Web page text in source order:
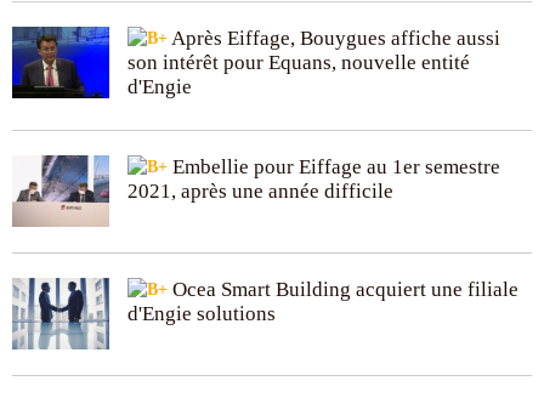
Après Eiffage, Bouygues affiche aussi
son intérêt pour Equans, nouvelle entité
d'Engie
Embellie pour Eiffage au 1er semestre
2021, après une année difficile
Ocea Smart Building acquiert une filiale
d'Engie solutions